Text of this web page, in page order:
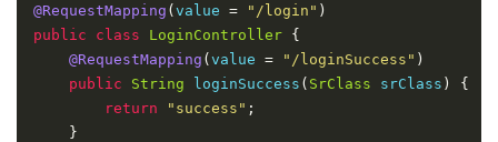
@RequestMapping (value = "/login" )
public
class LoginController {
@RequestMapping (value = "/loginSuccess" )
public
String loginSuccess ( SrClass srClass )
{
return
"success" ;
}